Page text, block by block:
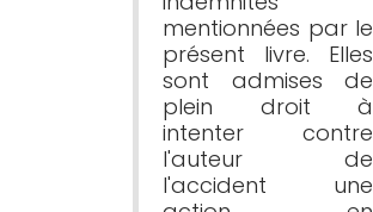
mentionnées par le
présent livre. Elles
sont admises de
plein droit à
intenter contre
l'auteur de
l'accident une